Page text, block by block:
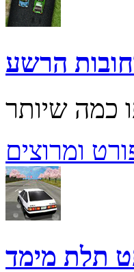
הרשע
ומרוצים
תלת מימד